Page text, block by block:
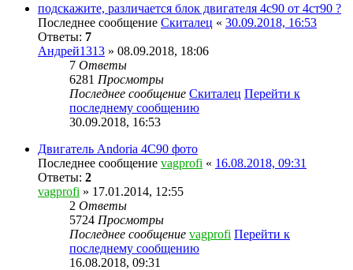
подскажите, различается блок двигателя 4с90 от 4ст90 ?
Последнее сообщение Скиталец « 30.09.2018, 16:53
Ответы: 7
Андрей1313 » 08.09.2018, 18:06
7 Ответы
6281 Просмотры
Последнее сообщение Скиталец Перейти к
последнему сообщению
30.09.2018, 16:53
Двигатель Andoria 4C90 фото
Последнее сообщение vagprofi « 16.08.2018, 09:31
Ответы: 2
vagprofi » 17.01.2014, 12:55
2 Ответы
5724 Просмотры
Последнее сообщение vagprofi Перейти к
последнему сообщению
16.08.2018, 09:31